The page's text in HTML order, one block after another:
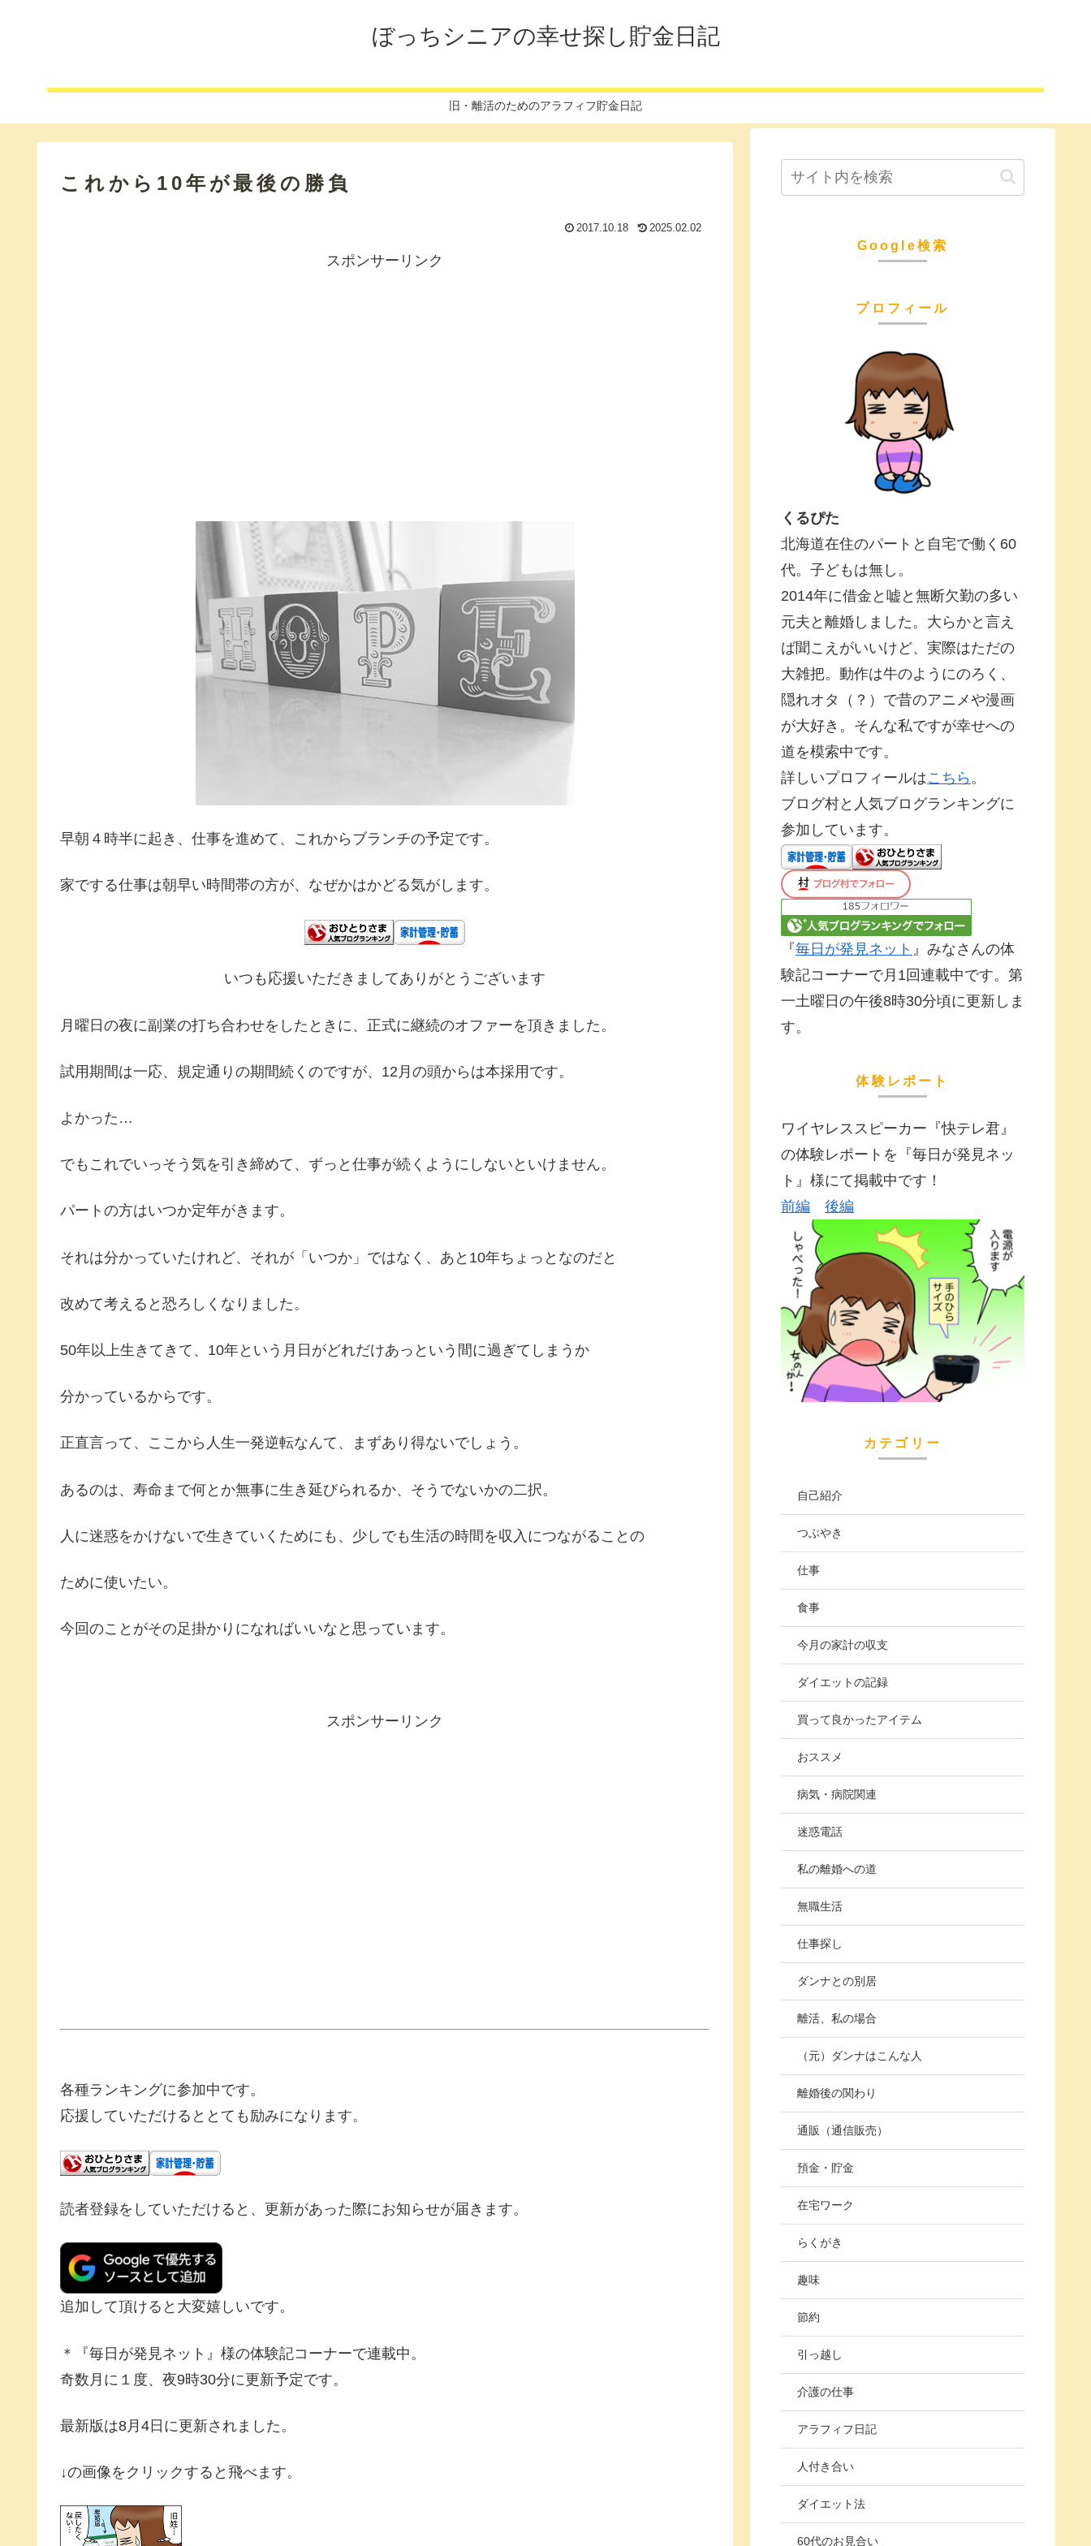
ぼっちシニアの幸せ探し貯金日記
旧・離活のためのアラフィフ貯金日記
これから10年が最後の勝負
2017.10.18 2025.02.02
スポンサーリンク
早朝４時半に起き、仕事を進めて、これからブランチの予定です。
家でする仕事は朝早い時間帯の方が、なぜかはかどる気がします。
いつも応援いただきましてありがとうございます
月曜日の夜に副業の打ち合わせをしたときに、正式に継続のオファーを頂きました。
試用期間は一応、規定通りの期間続くのですが、12月の頭からは本採用です。
よかった…
でもこれでいっそう気を引き締めて、ずっと仕事が続くようにしないといけません。
パートの方はいつか定年がきます。
それは分かっていたけれど、それが「いつか」ではなく、あと10年ちょっとなのだと
改めて考えると恐ろしくなりました。
50年以上生きてきて、10年という月日がどれだけあっという間に過ぎてしまうか
分かっているからです。
正直言って、ここから人生一発逆転なんて、まずあり得ないでしょう。
あるのは、寿命まで何とか無事に生き延びられるか、そうでないかの二択。
人に迷惑をかけないで生きていくためにも、少しでも生活の時間を収入につながることの
ために使いたい。
今回のことがその足掛かりになればいいなと思っています。
スポンサーリンク
各種ランキングに参加中です。
応援していただけるととても励みになります。
読者登録をしていただけると、更新があった際にお知らせが届きます。
追加して頂けると大変嬉しいです。
＊『毎日が発見ネット』様の体験記コーナーで連載中。
奇数月に１度、夜9時30分に更新予定です。
最新版は8月4日に更新されました。
↓の画像をクリックすると飛べます。
Google検索
プロフィール
くるぴた
北海道在住のパートと自宅で働く60
代。子どもは無し。
2014年に借金と嘘と無断欠勤の多い
元夫と離婚しました。大らかと言え
ば聞こえがいいけど、実際はただの
大雑把。動作は牛のようにのろく、
隠れオタ（？）で昔のアニメや漫画
が大好き。そんな私ですが幸せへの
道を模索中です。
詳しいプロフィールはこちら 。
ブログ村と人気ブログランキングに
参加しています。
『毎日が発見ネット 』みなさんの体
験記コーナーで月1回連載中です。第
一土曜日の午後8時30分頃に更新しま
す。
体験レポート
ワイヤレススピーカー『快テレ君』
の体験レポートを『毎日が発見ネッ
ト』様にて掲載中です！
前編
後編
カテゴリー
自己紹介
つぶやき
仕事
食事
今月の家計の収支
ダイエットの記録
買って良かったアイテム
おススメ
病気・病院関連
迷惑電話
私の離婚への道
無職生活
仕事探し
ダンナとの別居
離活、私の場合
（元）ダンナはこんな人
離婚後の関わり
通販（通信販売）
預金・貯金
在宅ワーク
らくがき
趣味
節約
引っ越し
介護の仕事
アラフィフ日記
人付き合い
ダイエット法
60代のお見合い